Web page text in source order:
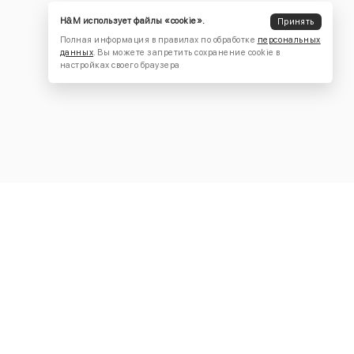
H&M использует файлы «cookie».
Принять
Полная информация в правилах по обработке персональных
данных. Вы можете запретить сохранение cookie в
настройках своего браузера